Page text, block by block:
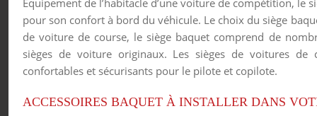
Equipement de l’habitacle d’une voiture de compétition,
pour son confort à bord du véhicule. Le choix du siège
de voiture de course, le siège baquet comprend de
sièges de voiture originaux. Les sièges de voitures
confortables et sécurisants pour le pilote et copilote.
ACCESSOIRES BAQUET À INSTALLER DANS